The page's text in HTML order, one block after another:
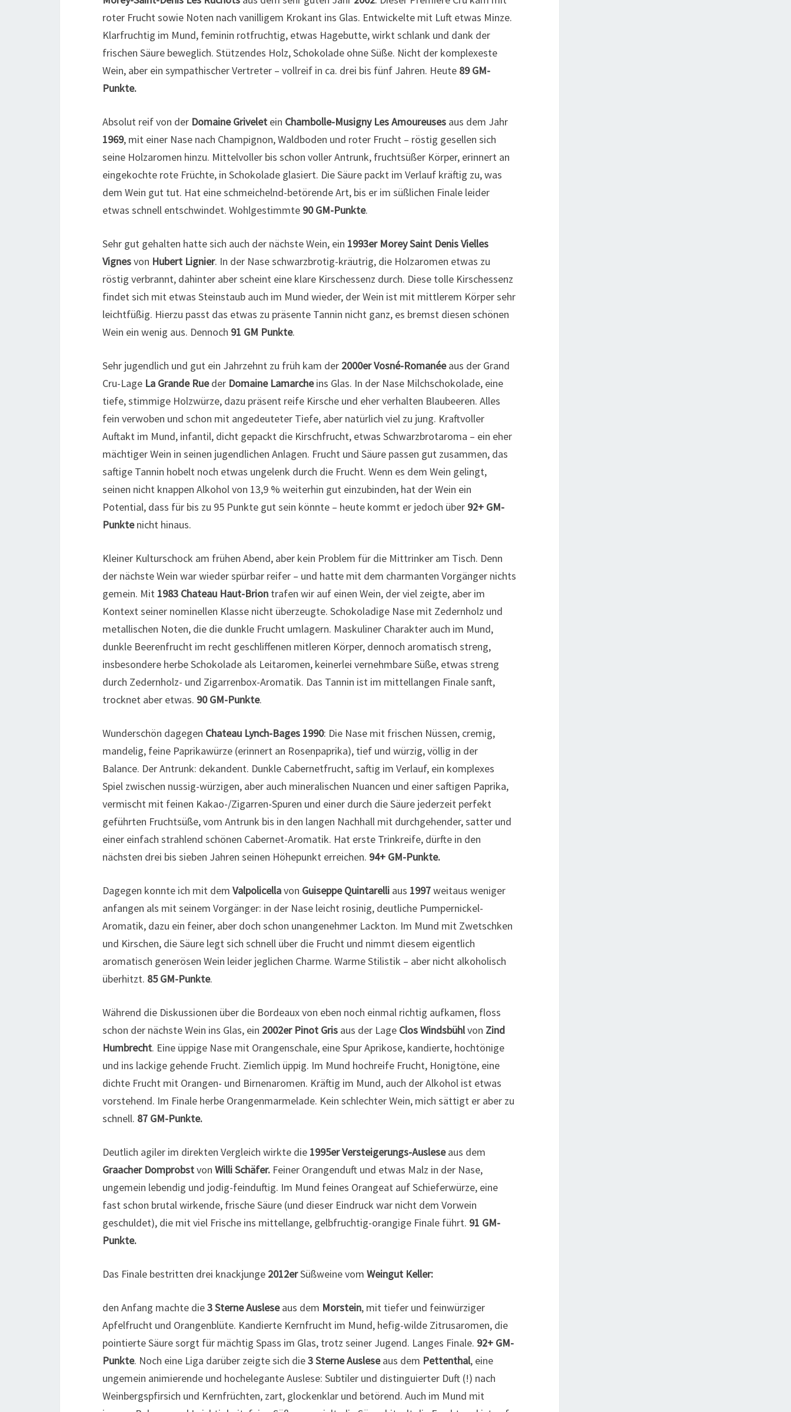
roter Frucht sowie Noten nach vanilligem Krokant ins Glas. Entwickelte mit Luft etwas Minze.
Klarfruchtig im Mund, feminin rotfruchtig, etwas Hagebutte, wirkt schlank und dank der
frischen Säure beweglich. Stützendes Holz, Schokolade ohne Süße. Nicht der komplexeste
Wein, aber ein sympathischer Vertreter – vollreif in ca. drei bis fünf Jahren. Heute 89 GM-
Punkte.
Absolut reif von der Domaine Grivelet ein Chambolle-Musigny Les Amoureuses aus dem Jahr
1969, mit einer Nase nach Champignon, Waldboden und roter Frucht – röstig gesellen sich
seine Holzaromen hinzu. Mittelvoller bis schon voller Antrunk, fruchtsüßer Körper, erinnert an
eingekochte rote Früchte, in Schokolade glasiert. Die Säure packt im Verlauf kräftig zu, was
dem Wein gut tut. Hat eine schmeichelnd-betörende Art, bis er im süßlichen Finale leider
etwas schnell entschwindet. Wohlgestimmte 90 GM-Punkte.
Sehr gut gehalten hatte sich auch der nächste Wein, ein 1993er Morey Saint Denis Vielles
Vignesvon Hubert Lignier. In der Nase schwarzbrotig-kräutrig, die Holzaromen etwas zu
röstig verbrannt, dahinter aber scheint eine klare Kirschessenz durch. Diese tolle Kirschessenz
findet sich mit etwas Steinstaub auch im Mund wieder, der Wein ist mit mittlerem Körper sehr
leichtfüßig. Hierzu passt das etwas zu präsente Tannin nicht ganz, es bremst diesen schönen
Wein ein wenig aus. Dennoch 91 GM Punkte.
Sehr jugendlich und gut ein Jahrzehnt zu früh kam der 2000er Vosné-Romanéeaus der Grand
Cru-Lage La Grande Rueder Domaine Lamarcheins Glas. In der Nase Milchschokolade, eine
tiefe, stimmige Holzwürze, dazu präsent reife Kirsche und eher verhalten Blaubeeren. Alles
fein verwoben und schon mit angedeuteter Tiefe, aber natürlich viel zu jung. Kraftvoller
Auftakt im Mund, infantil, dicht gepackt die Kirschfrucht, etwas Schwarzbrotaroma – ein eher
mächtiger Wein in seinen jugendlichen Anlagen. Frucht und Säure passen gut zusammen, das
saftige Tannin hobelt noch etwas ungelenk durch die Frucht. Wenn es dem Wein gelingt,
seinen nicht knappen Alkohol von 13,9 % weiterhin gut einzubinden, hat der Wein ein
Potential, dass für bis zu 95 Punkte gut sein könnte – heute kommt er jedoch über 92+ GM-
Punktenicht hinaus.
Kleiner Kulturschock am frühen Abend, aber kein Problem für die Mittrinker am Tisch. Denn
der nächste Wein war wieder spürbar reifer – und hatte mit dem charmanten Vorgänger nichts
gemein. Mit 1983 Chateau Haut-Brion trafen wir auf einen Wein, der viel zeigte, aber im
Kontext seiner nominellen Klasse nicht überzeugte. Schokoladige Nase mit Zedernholz und
metallischen Noten, die die dunkle Frucht umlagern. Maskuliner Charakter auch im Mund,
dunkle Beerenfrucht im recht geschliffenen mitleren Körper, dennoch aromatisch streng,
insbesondere herbe Schokolade als Leitaromen, keinerlei vernehmbare Süße, etwas streng
durch Zedernholz- und Zigarrenbox-Aromatik. Das Tannin ist im mittellangen Finale sanft,
trocknet aber etwas. 90 GM-Punkte.
Wunderschön dagegen Chateau Lynch-Bages 1990: Die Nase mit frischen Nüssen, cremig,
mandelig, feine Paprikawürze (erinnert an Rosenpaprika), tief und würzig, völlig in der
Balance. Der Antrunk: dekandent. Dunkle Cabernetfrucht, saftig im Verlauf, ein komplexes
Spiel zwischen nussig-würzigen, aber auch mineralischen Nuancen und einer saftigen Paprika,
vermischt mit feinen Kakao-/Zigarren-Spuren und einer durch die Säure jederzeit perfekt
geführten Fruchtsüße, vom Antrunk bis in den langen Nachhall mit durchgehender, satter und
einer einfach strahlend schönen Cabernet-Aromatik. Hat erste Trinkreife, dürfte in den
nächsten drei bis sieben Jahren seinen Höhepunkt erreichen. 94+ GM-Punkte.
Dagegen konnte ich mit dem Valpolicellavon Guiseppe Quintarelli aus 1997weitaus weniger
anfangen als mit seinem Vorgänger: in der Nase leicht rosinig, deutliche Pumpernickel-
Aromatik, dazu ein feiner, aber doch schon unangenehmer Lackton. Im Mund mit Zwetschken
und Kirschen, die Säure legt sich schnell über die Frucht und nimmt diesem eigentlich
aromatisch generösen Wein leider jeglichen Charme. Warme Stilistik – aber nicht alkoholisch
überhitzt. 85 GM-Punkte.
Während die Diskussionen über die Bordeaux von eben noch einmal richtig aufkamen, floss
schon der nächste Wein ins Glas, ein 2002er Pinot Gris aus der Lage Clos Windsbühlvon Zind
Humbrecht. Eine üppige Nase mit Orangenschale, eine Spur Aprikose, kandierte, hochtönige
und ins lackige gehende Frucht. Ziemlich üppig. Im Mund hochreife Frucht, Honigtöne, eine
dichte Frucht mit Orangen- und Birnenaromen. Kräftig im Mund, auch der Alkohol ist etwas
vorstehend. Im Finale herbe Orangenmarmelade. Kein schlechter Wein, mich sättigt er aber zu
schnell. 87 GM-Punkte.
Deutlich agiler im direkten Vergleich wirkte die 1995er Versteigerungs-Ausleseaus dem
Graacher Domprobstvon Willi Schäfer. Feiner Orangenduft und etwas Malz in der Nase,
ungemein lebendig und jodig-feinduftig. Im Mund feines Orangeat auf Schieferwürze, eine
fast schon brutal wirkende, frische Säure (und dieser Eindruck war nicht dem Vorwein
geschuldet), die mit viel Frische ins mittellange, gelbfruchtig-orangige Finale führt. 91 GM-
Punkte.
Das Finale bestritten drei knackjunge 2012erSüßweine vom Weingut Keller:
den Anfang machte die3 Sterne Ausleseaus dem Morstein, mit tiefer und feinwürziger
Apfelfrucht und Orangenblüte. Kandierte Kernfrucht im Mund, hefig-wilde Zitrusaromen, die
pointierte Säure sorgt für mächtig Spass im Glas, trotz seiner Jugend. Langes Finale. 92+ GM-
Punkte. Noch eine Liga darüber zeigte sich die3 Sterne Ausleseaus dem Pettenthal, eine
ungemein animierende und hochelegante Auslese: Subtiler und distinguierter Duft (!) nach
Weinbergspfirsich und Kernfrüchten, zart, glockenklar und betörend. Auch im Mund mit